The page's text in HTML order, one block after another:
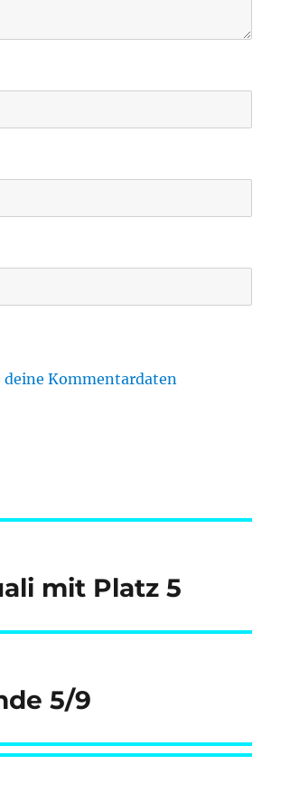
deine Kommentardaten
mit Platz 5
5/9